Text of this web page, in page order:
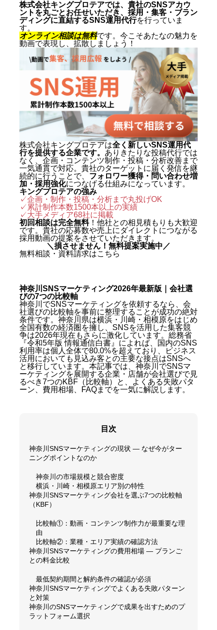
株式会社キングプロテアでは、貴社のSNSアカウ
ントを丸ごとお任せいただき、採用・集客・ブラン
ディングに直結するSNS運用代行を行っていま
す。
オンライン相談は無料です。今こそあたなの魅力を
動画で表現し、拡散しましょう！
株式会社キングプロテアは全く新しいSNS運用代
行を提供する企業です。 ありきたりな投稿代行では
なく、企画・コンテンツ制作・投稿・分析改善まで
一気通貫で対応。貴社のターゲットに届く発信を継
続的に行うことで、 フォロワー獲得・問い合わせ増
加・採用強化につなげる仕組みになっています。
キングプロテアの強み
✓企画・制作・投稿・分析まで丸投げOK
✓累計制作本数1500本以上の実績
✓大手メディア68社に掲載
初回相談は完全無料！他社との相見積もりも大歓迎
です。貴社の応募数や売上にダイレクトにつながる
採用動画の提案をさせていただきます。
＼損させません！無料提案実施中／
無料相談・資料請求はこちら
神奈川SNSマーケティング2026年最新版｜会社選
びの7つの比較軸
神奈川でSNSマーケティングを依頼するなら、会
社選びの比較軸を事前に整理することが成功の絶対
条件です。神奈川県は横浜・川崎・相模原をはじめ
全国有数の経済圏を擁し、SNSを活用した集客競
争は2026年現在もさらに激化しています。総務省
『令和5年版 情報通信白書』によれば、国内のSNS
利用率は個人全体で80.0%を超えており、ビジネス
活用においても見込み客との主要な接点はSNSへ
と移行しています。本記事では、神奈川でSNSマ
ーケティングを展開する企業・店舗が会社選びで見
るべき7つのKBF（比較軸）と、よくある失敗パタ
ーン、費用相場、FAQまでを一気に解説します。
目次
神奈川SNSマーケティングの現状 — なぜ今がター
ニングポイントなのか
神奈川の市場規模と競合密度
横浜・川崎・相模原エリア別の特性
神奈川SNSマーケティング会社を選ぶ7つの比較軸
（KBF）
比較軸①：動画・コンテンツ制作力が最重要な理
由
比較軸②：業種・エリア実績の確認方法
神奈川SNSマーケティングの費用相場 — プランご
との料金比較
最低契約期間と解約条件の確認が必須
神奈川SNSマーケティングでよくある失敗パターン
と対策
神奈川のSNSマーケティングで成果を出すためのプ
ラットフォーム選択